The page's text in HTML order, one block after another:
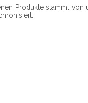
Produkte stammt